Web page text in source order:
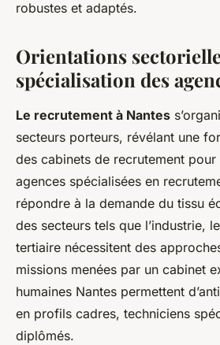
robustes et adaptés.
Orientations
spécialisation des
Le recrutement à Nantes
secteurs porteurs, révélant une
des cabinets de recrutement pour
agences spécialisées en
répondre à la demande du tissu
des secteurs tels que l’industrie,
tertiaire nécessitent des
missions menées par un cabinet
humaines Nantes permettent
en profils cadres, techniciens
diplômés.